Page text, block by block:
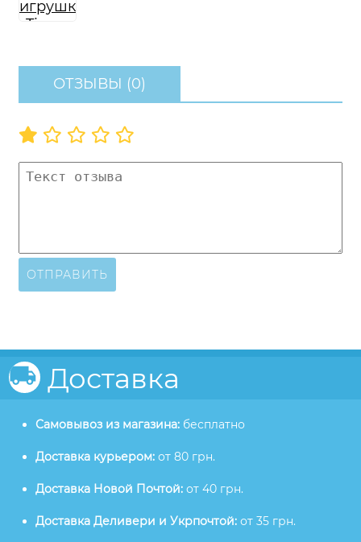
ОТЗЫВЫ (0)
ОТПРАВИТЬ
Доставка
Самовывоз из магазина: бесплатно
Доставка курьером: от 80 грн.
Доставка Новой Почтой: от 40 грн.
Доставка Деливери и Укрпочтой: от 35 грн.